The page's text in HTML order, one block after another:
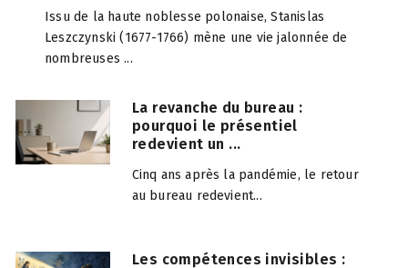
Issu de la haute noblesse polonaise, Stanislas
Leszczynski (1677-1766) mène une vie jalonnée de
nombreuses ...
La revanche du bureau :
pourquoi le présentiel
redevient un ...
Cinq ans après la pandémie, le retour
au bureau redevient...
Les compétences invisibles :